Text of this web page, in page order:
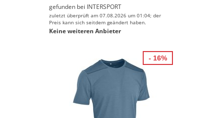
gefunden bei INTERSPORT
zuletzt überprüft am 07.08.2026 um 01:04; der
Preis kann sich seitdem geändert haben.
Keine weiteren Anbieter
- 16%